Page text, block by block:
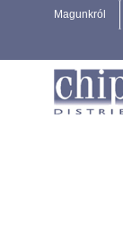
Magunkról